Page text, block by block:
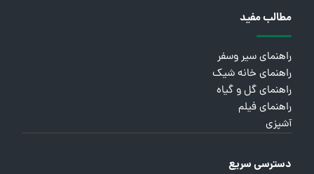
مطالب مفید
راهنمای سیر وسفر
راهنمای خانه شیک
راهنمای گل و گیاه
راهنمای فیلم
آشپزی
دسترسی سریع